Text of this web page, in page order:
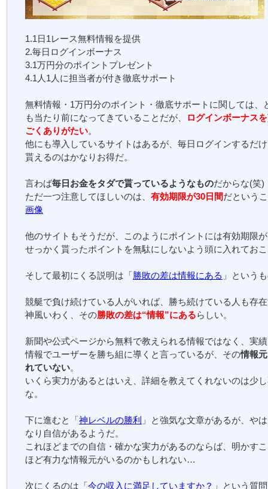
1.1日1レース無料情報を提供
2.毎日ログインボーナス
3.1万円分のポイントプレゼント
4.1人1人に担当者が付き徹底サポート
無料情報・1万円分のポイント・徹底サポートに関しては、
も当たり前になってきていることだが、
ログインボーナス
ごくありがたい。
他にも導入しているサイトはあるが、毎日ログインするだ
貰えるのはかなりお得だ。
言わば毎日お金をタダで貰っているようなものだからな(笑)
ただ一つ注意してほしいのは、有効期限が30日間だとい
画像
他のサイトもそうだが、このようにポイントには有効期限
せっかく貰ったポイントを無駄にしないよう頭に入れてお
そして最初にくる説明は「勝敗の差は情報にある 」という
競艇で負け続けている人がいれば、勝ち続けている人も存
神風いわく、その勝敗の差は“情報”にあるらしい。
新聞や公式ページから無料で教えられる情報ではなく、実
情報でユーザーを勝ち組に導くと言っているが、その情報
れていない。
いくら実力があるとはいえ、詳細を教えてくれないのは少
な。
下に進むと「神レベルの勝利 」と強気な文章があるが、や
なり自信があるようだ。
これほどまでの自信・確かな実力があるのならば、明かす
ほど有力な情報元がいるのかもしれない…
次にくるのは「今の収入に満足していますか？ 」という質